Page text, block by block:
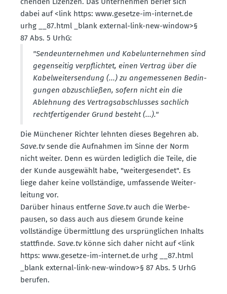
dabei auf <link https: www.​gesetze-​im-​internet.​de
urhg __87.​html _blank external-link-new-window>§
87 Abs. 5 UrhG:
"Sende­un­ter­nehmen und Kabel­un­ter­nehmen sind
gegen­seitig verpflichtet, einen Vertrag über die
Kabel­wei­ter­sendung (...)zu angemes­senen Bedin­
gungen abzuschließen, sofern nicht ein die
Ablehnung des Vertrags­ab­schlusses sachlich
recht­fer­ti­gender Grund besteht (...)."
Die Münchener Richter lehnten dieses Begehren ab.
Save.tvsende die Aufnahmen im Sinne der Norm
nicht weiter. Denn es würden lediglich die Teile, die
der Kunde ausge­wählt habe, "weiter­ge­sendet". Es
liege daher keine vollständige, umfas­sende Weiter­
leitung vor.
Darüber hinaus entferne Save.tvauch die Werbe­
pausen, so dass auch aus diesem Grunde keine
vollständige Übermittlung des ursprüng­lichen Inhalts
statt­finde. Save.tvkönne sich daher nicht auf <link
https: www.​gesetze-​im-​internet.​de urhg __87.​html
_blank external-link-new-window>§ 87 Abs. 5 UrhG
berufen.